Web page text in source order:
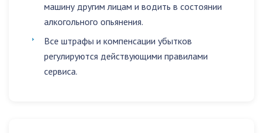
машину другим лицам и водить в состоянии
алкогольного опьянения.
Все штрафы и компенсации убытков
регулируются действующими правилами
сервиса.